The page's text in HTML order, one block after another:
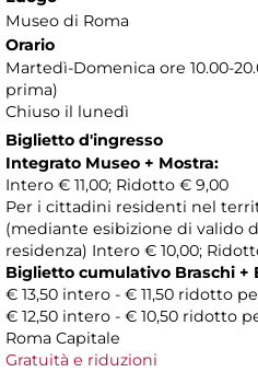
Museo di Roma
Orario
Martedì-Domenica ore 10.00-
prima)
Chiuso il lunedì
Biglietto d'ingresso
Integrato Museo + Mostra:
Intero € 11,00; Ridotto € 9,00
Per i cittadini residenti nel
(mediante esibizione di valido
residenza) Intero € 10,00;
Biglietto cumulativo Braschi +
€ 13,50 intero - € 11,50 ridotto
€ 12,50 intero - € 10,50 ridotto
Roma Capitale
Gratuità e riduzioni